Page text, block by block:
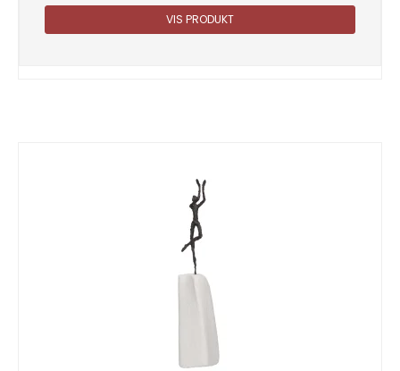
VIS PRODUKT